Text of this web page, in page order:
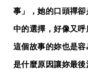
事」，她的口頭禪卻
中的選擇，好像又
這個故事的妳也是
是什麼原因讓妳最